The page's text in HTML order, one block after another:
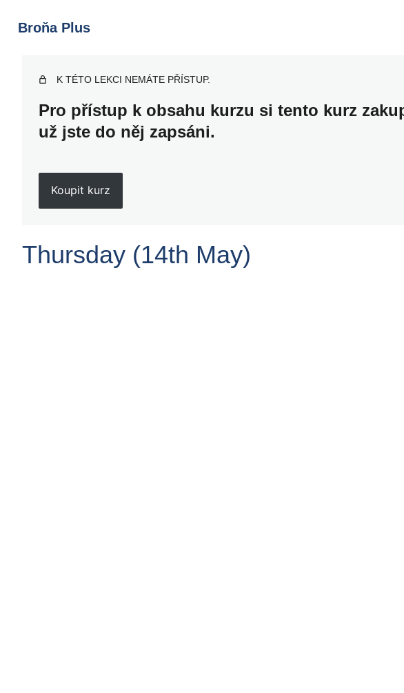
Broňa Plus
K TÉTO LEKCI NEMÁTE PŘÍSTUP.
Pro přístup k obsahu kurzu si tento kurz
už jste do něj zapsáni.
Koupit kurz
Thursday (14th May)